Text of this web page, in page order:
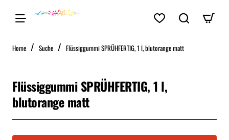
Home home Suche Flüssiggummi SPRÜHFERTIG, 1 l, blutorange matt
Flüssiggummi SPRÜHFERTIG, 1 l,
blutorange matt